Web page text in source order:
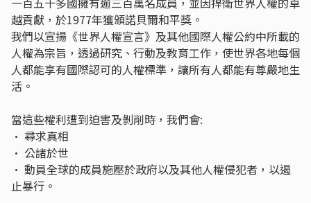
越貢獻，於1977年獲頒諾貝爾和平獎。
我們以宣揚《世界人權宣言》及其他國際人權公約中所載的
人權為宗旨，透過研究、行動及教育工作，使世界各地每個
人都能享有國際認可的人權標準，讓所有人都能有尊嚴地生
活。
當這些權利遭到迫害及剝削時，我們會:
· 尋求真相
· 公諸於世
· 動員全球的成員施壓於政府以及其他人權侵犯者，以遏
止暴行。